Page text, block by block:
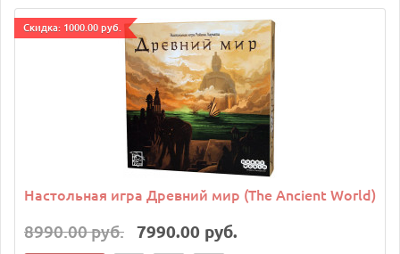
Cкидка: 1000.00 руб.
Настольная игра Древний мир (The Ancient World)
8990.00 руб. 7990.00 руб.